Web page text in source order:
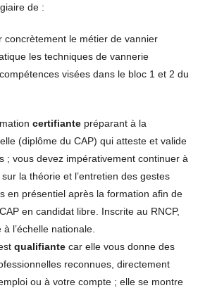
de :
concrètement le métier de vannier
les techniques de vannerie
visées dans le bloc 1 et 2 du
certifiante préparant à la
(diplôme du CAP) qui atteste et valide
; vous devez impérativement continuer à
la théorie et l’entretien des gestes
en présentiel après la formation afin de
en candidat libre. Inscrite au RNCP,
l’échelle nationale.
qualifiante car elle vous donne des
reconnues, directement
ou à votre compte ; elle se montre